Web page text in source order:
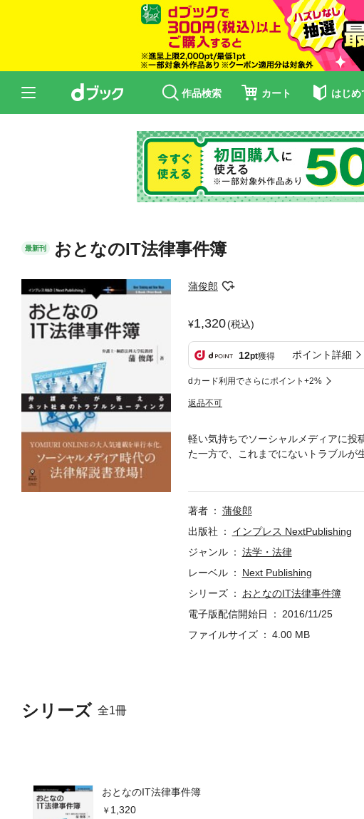
作品検索 カート はじめ
最新刊 おとなのIT法律事件簿
蒲俊郎
1,320(税込)
12pt獲得 ポイント詳細
dカード利用でさらにポイント+2%
返品不可
シリーズ 全1冊
おとなのIT法律事件簿
1,320
軽い気持ちでソーシャルメディアに投
た一方で、これまでにないトラブルが
る生活のトラブルやビジネスへの影
著者
蒲俊郎
出版社
インプレス NextPublishing
ジャンル
法学・法律
レーベル
Next Publishing
シリーズ
おとなのIT法律事件簿
電子版配信開始日
2016/11/25
ファイルサイズ
4.00 MB